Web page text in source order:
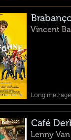
Vincent
Long
Café
Lenny